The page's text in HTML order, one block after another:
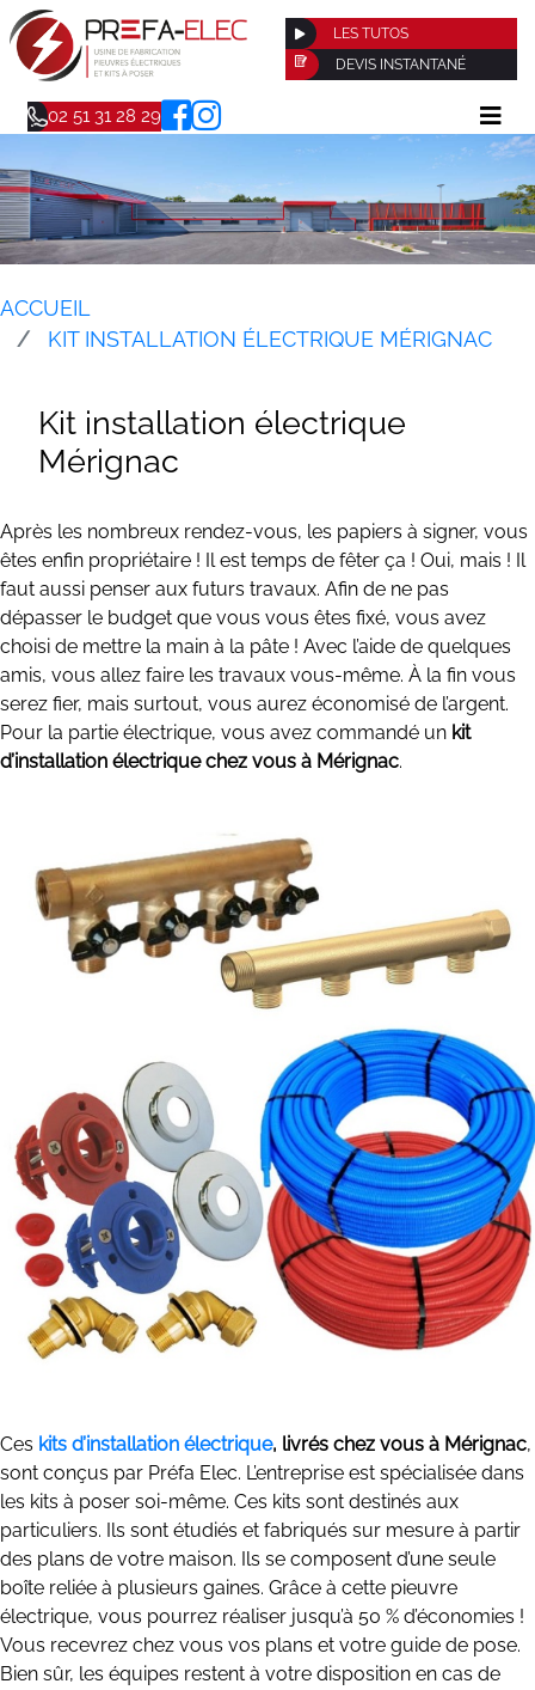
LES TUTOS
DEVIS INSTANTANÉ
02 51 31 28 29
ACCUEIL
KIT INSTALLATION ÉLECTRIQUE MÉRIGNAC
Kit installation électrique
Mérignac
Après les nombreux rendez-vous, les papiers à signer, vous
êtes enfin propriétaire ! Il est temps de fêter ça ! Oui, mais ! Il
faut aussi penser aux futurs travaux. Afin de ne pas
dépasser le budget que vous vous êtes fixé, vous avez
choisi de mettre la main à la pâte ! Avec l’aide de quelques
amis, vous allez faire les travaux vous-même. À la fin vous
serez fier, mais surtout, vous aurez économisé de l’argent.
Pour la partie électrique, vous avez commandé un kit
d’installation électrique chez vous à Mérignac.
Ces kits d’installation électrique, livrés chez vous à Mérignac,
sont conçus par Préfa Elec. L’entreprise est spécialisée dans
les kits à poser soi-même. Ces kits sont destinés aux
particuliers. Ils sont étudiés et fabriqués sur mesure à partir
des plans de votre maison. Ils se composent d’une seule
boîte reliée à plusieurs gaines. Grâce à cette pieuvre
électrique, vous pourrez réaliser jusqu’à 50 % d’économies !
Vous recevrez chez vous vos plans et votre guide de pose.
Bien sûr, les équipes restent à votre disposition en cas de